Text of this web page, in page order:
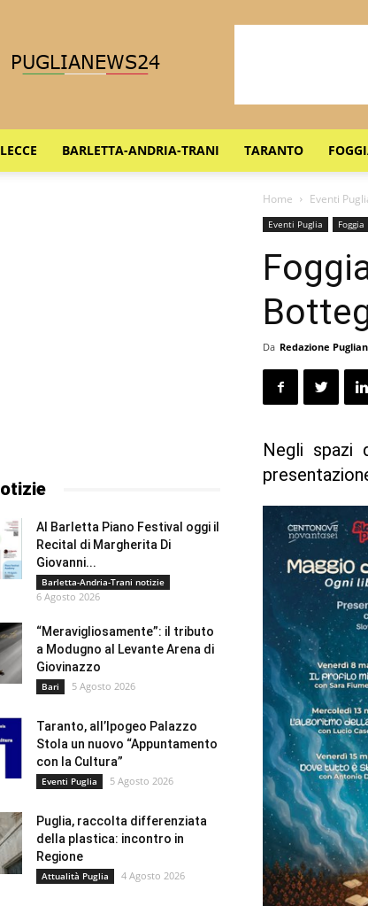
LECCE BARLETTA-ANDRIA-TRANI TARANTO
Home Eventi
Eventi Puglia Foggia
Da Redazione
Negli spazi
Al Barletta Piano Festival oggi il
Recital di Margherita Di
Giovanni...
Barletta-Andria-Trani notizie
6 Agosto 2026
“Meravigliosamente”: il tributo
a Modugno al Levante Arena di
Giovinazzo
Bari 5 Agosto 2026
Taranto, all’Ipogeo Palazzo
Stola un nuovo “Appuntamento
con la Cultura”
Eventi Puglia 5 Agosto 2026
Puglia, raccolta differenziata
della plastica: incontro in
Regione
Attualità Puglia 4 Agosto 2026